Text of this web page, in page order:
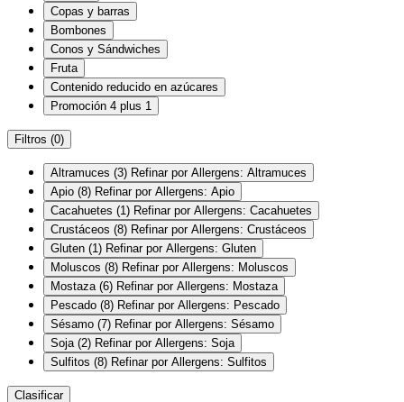
Copas y barras
Bombones
Conos y Sándwiches
Fruta
Contenido reducido en azúcares
Promoción 4 plus 1
Filtros (0)
Altramuces (3) Refinar por Allergens: Altramuces
Apio (8) Refinar por Allergens: Apio
Cacahuetes (1) Refinar por Allergens: Cacahuetes
Crustáceos (8) Refinar por Allergens: Crustáceos
Gluten (1) Refinar por Allergens: Gluten
Moluscos (8) Refinar por Allergens: Moluscos
Mostaza (6) Refinar por Allergens: Mostaza
Pescado (8) Refinar por Allergens: Pescado
Sésamo (7) Refinar por Allergens: Sésamo
Soja (2) Refinar por Allergens: Soja
Sulfitos (8) Refinar por Allergens: Sulfitos
Clasificar